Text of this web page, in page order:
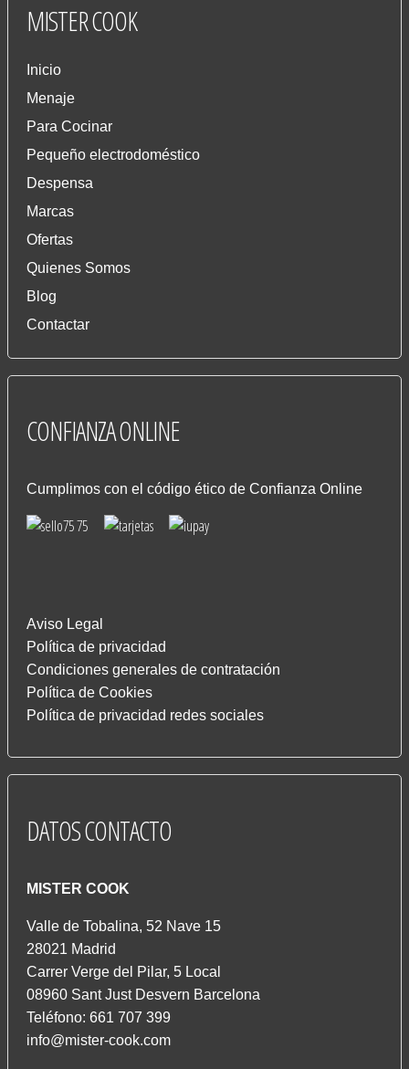
MISTERCOOK
Inicio
Menaje
Para Cocinar
Pequeño electrodoméstico
Despensa
Marcas
Ofertas
Quienes Somos
Blog
Contactar
CONFIANZAONLINE
Cumplimos con el código ético de Confianza Online
Aviso Legal
Política de privacidad
Condiciones generales de contratación
Política de Cookies
Política de privacidad redes sociales
DATOSCONTACTO
MISTER COOK
Valle de Tobalina, 52 Nave 15
28021 Madrid
Carrer Verge del Pilar, 5 Local
08960 Sant Just Desvern Barcelona
Teléfono: 661 707 399
info@mister-cook.com